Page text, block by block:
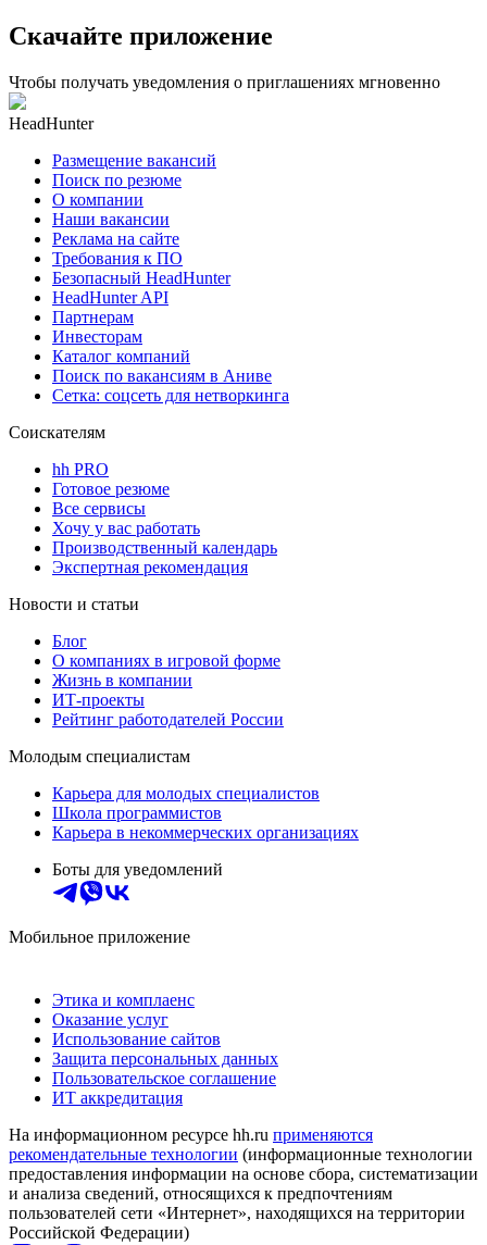
Скачайте приложение
Чтобы получать уведомления о приглашениях мгновенно
HeadHunter
Размещение вакансий
Поиск по резюме
О компании
Наши вакансии
Реклама на сайте
Требования к ПО
Безопасный HeadHunter
HeadHunter API
Партнерам
Инвесторам
Каталог компаний
Поиск по вакансиям в Аниве
Сетка: соцсеть для нетворкинга
Соискателям
hh PRO
Готовое резюме
Все сервисы
Хочу у вас работать
Производственный календарь
Экспертная рекомендация
Новости и статьи
Блог
О компаниях в игровой форме
Жизнь в компании
ИТ-проекты
Рейтинг работодателей России
Молодым специалистам
Карьера для молодых специалистов
Школа программистов
Карьера в некоммерческих организациях
Боты для уведомлений
Мобильное приложение
Этика и комплаенс
Оказание услуг
Использование сайтов
Защита персональных данных
Пользовательское соглашение
ИТ аккредитация
На информационном ресурсе hh.ru применяются
рекомендательные технологии (информационные технологии
предоставления информации на основе сбора, систематизации
и анализа сведений, относящихся к предпочтениям
пользователей сети «Интернет», находящихся на территории
Российской Федерации)